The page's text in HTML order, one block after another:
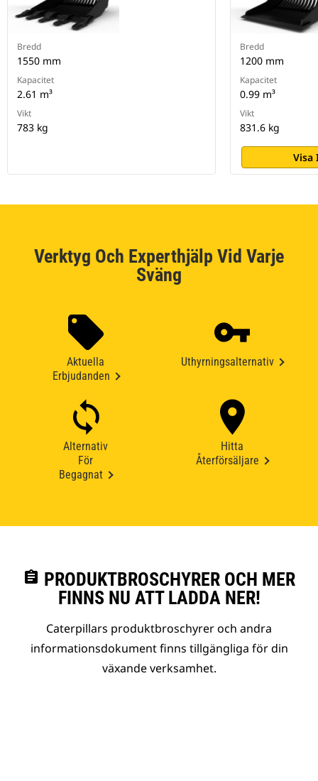
Bredd
1550 mm
Kapacitet
2.61 m³
Vikt
783 kg
Bredd
1200 mm
Kapacitet
0.99 m³
Vikt
831.6 kg
Visa
Verktyg Och Experthjälp Vid Varje
Sväng
Aktuella
Erbjudanden
Uthyrningsalternativ
Alternativ
För
Begagnat
Hitta
Återförsäljare
assignment PRODUKTBROSCHYRER OCH MER
FINNS NU ATT LADDA NER!
Caterpillars produktbroschyrer och andra
informationsdokument finns tillgängliga för din
växande verksamhet.